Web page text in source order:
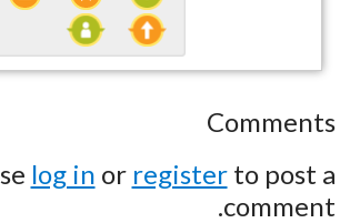
Comments
log in or registerto post a
comment.